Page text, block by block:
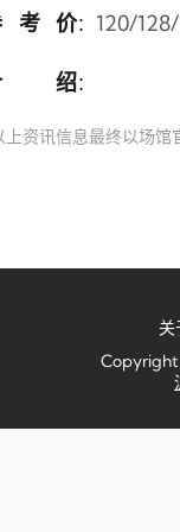
考价： 120/
绍：
上资讯信息最终以场馆
关
Copyright